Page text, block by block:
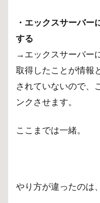
・エックスサーバー
する
→エックスサーバー
取得したことが情報
されていないので、
ンクさせます。
ここまでは一緒。
やり方が違ったのは